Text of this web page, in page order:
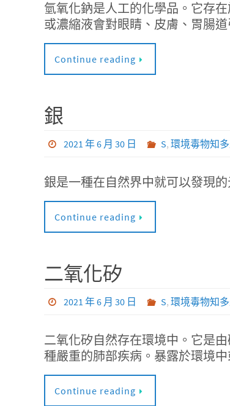
氫氧化鈉是人工的化學品。它存
或濃縮液會對眼睛、皮膚、胃腸
Continue reading
銀
2021 年 6 月 30 日 S, 環境毒物知
銀是一種在自然界中就可以發現
Continue reading
二氧化矽
2021 年 6 月 30 日 S, 環境毒物知
二氧化矽自然存在環境中。它是
種嚴重的肺部疾病。暴露於環境
Continue reading